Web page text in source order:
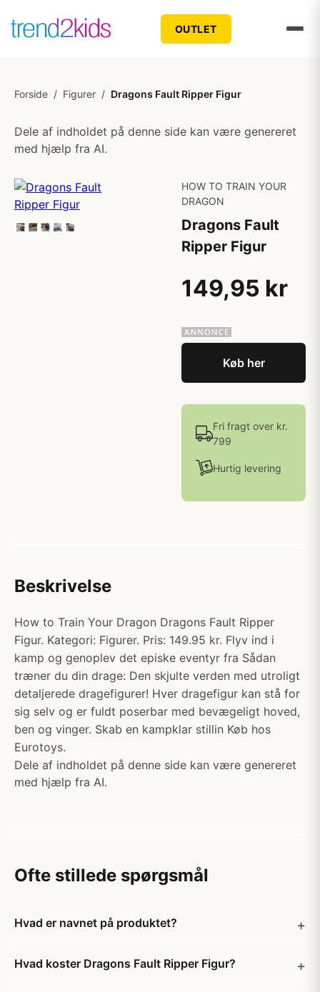
OUTLET
Forside / Figurer / Dragons Fault Ripper Figur
Dele af indholdet på denne side kan være genereret
med hjælp fra AI.
HOW TO TRAIN YOUR
DRAGON
Dragons Fault
Ripper Figur
149,95 kr
Køb her
Fri fragt over kr.
799
Hurtig levering
Beskrivelse
How to Train Your Dragon Dragons Fault Ripper
Figur. Kategori: Figurer. Pris: 149.95 kr. Flyv ind i
kamp og genoplev det episke eventyr fra Sådan
træner du din drage: Den skjulte verden med utroligt
detaljerede dragefigurer! Hver dragefigur kan stå for
sig selv og er fuldt poserbar med bevægeligt hoved,
ben og vinger. Skab en kampklar stillin Køb hos
Eurotoys.
Dele af indholdet på denne side kan være genereret
med hjælp fra AI.
Ofte stillede spørgsmål
Hvad er navnet på produktet?
Hvad koster Dragons Fault Ripper Figur?